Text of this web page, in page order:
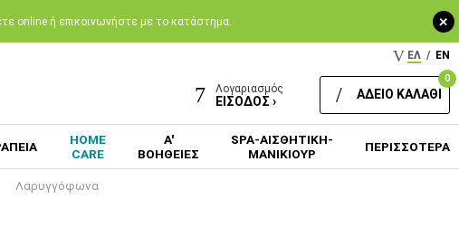
+
online ή επικοινωνήστε με το κατάστημα.
ΕΛ / EN
Λογαριασμός
ΕΙΣΟΔΟΣ ›
0
ΑΔΕΙΟ ΚΑΛΑΘΙ
HOME
CARE
Α'
ΒΟΗΘΕΙΕΣ
SPA-ΑΙΣΘΗΤΙΚΗ-
ΜΑΝΙΚΙΟΥΡ
ΠΕΡΙΣΣΟΤΕΡΑ
Λαρυγγόφωνα